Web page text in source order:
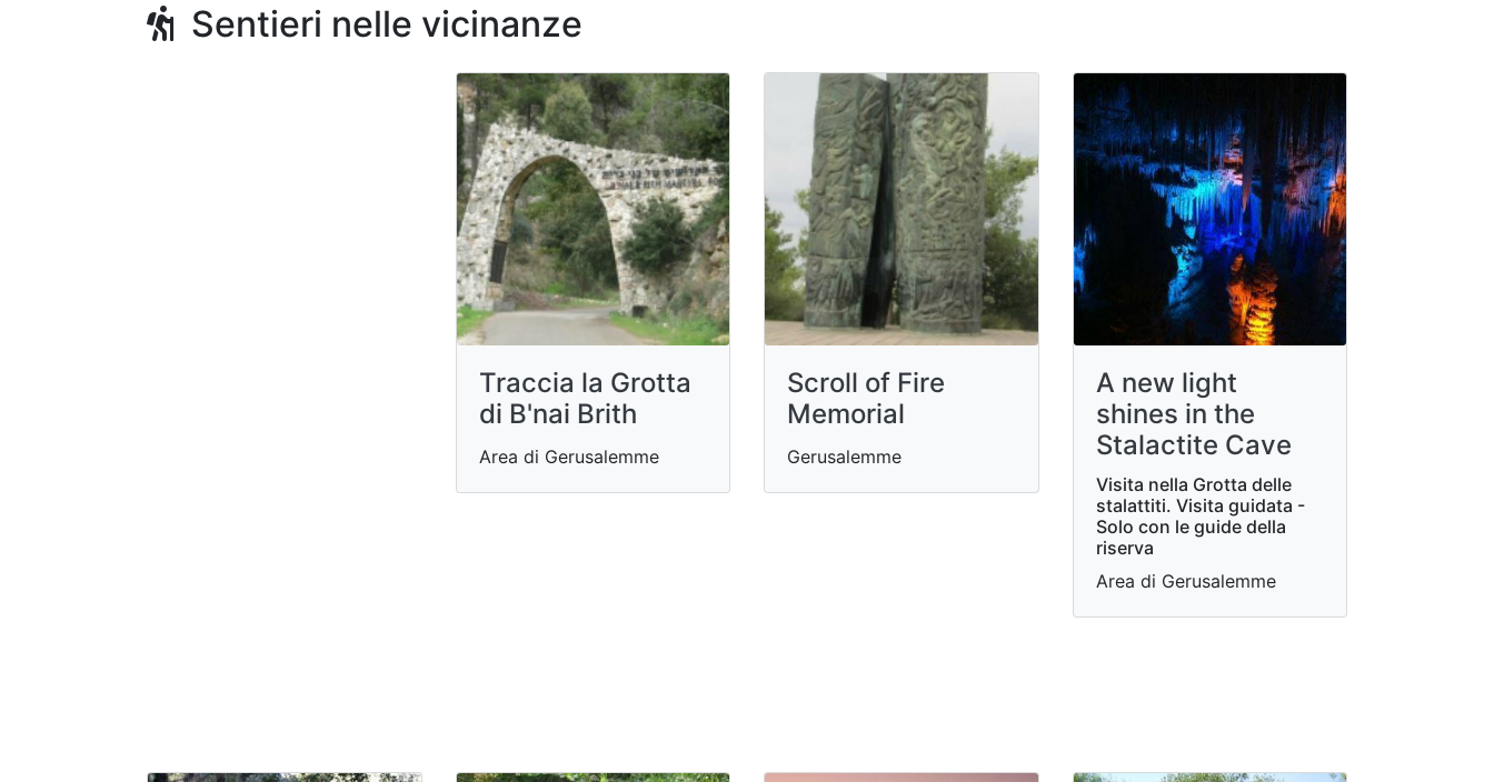
Sentieri nelle vicinanze
Traccia la Grotta
di B'nai Brith
Area di Gerusalemme
Scroll of Fire
Memorial
Gerusalemme
A new light
shines in the
Stalactite Cave
Visita nella Grotta delle
stalattiti. Visita guidata -
Solo con le guide della
riserva
Area di Gerusalemme